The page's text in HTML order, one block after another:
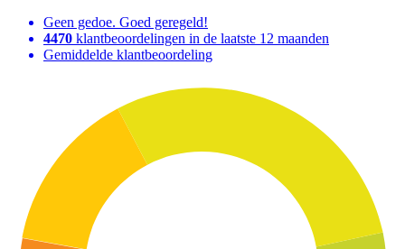
Geen gedoe. Goed geregeld!
4470 klantbeoordelingen in de laatste 12 maanden
Gemiddelde klantbeoordeling